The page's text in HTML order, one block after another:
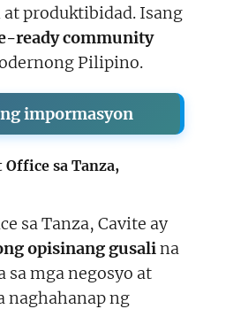
produktibidad. Isang
ready community
Pilipino.
impormasyon
sa Tanza,
sa Tanza, Cavite ay
opisinang gusalina
sa mga negosyo at
naghahanap ng